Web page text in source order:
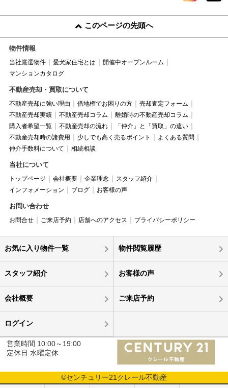
このページの先頭へ
物件情報
当社厳選物件 愛犬家住宅とは
開催中オープンルーム
マンションカタログ
不動産売却・買取について
不動産売却に強い理由 借地権でお困りの方
売却査定フォーム
不動産売却実績
不動産売却コラム
離婚時の不動産売却コラム
購入者希望一覧
不動産売却の流れ
「仲介」と「買取」の違い
不動産売却時の諸費用
少しでも高く売るポイント
よくある質問
仲介手数料について
相続相談
当社について
トップページ 会社概要 企業理念
スタッフ紹介
インフォメーション
ブログ お客様の声
お問い合わせ
お問合せ ご来店予約 店舗へのアクセス プライバシーポリシー
お気に入り物件一覧 物件閲覧履歴
スタッフ紹介 お客様の声
会社概要 ご来店予約
ログイン
営業時間 10:00～19:00
定休日 水曜定休
©センチュリー21クレール不動産